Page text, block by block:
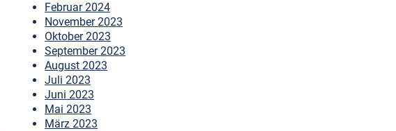
Februar 2024
November 2023
Oktober 2023
September 2023
August 2023
Juli 2023
Juni 2023
Mai 2023
März 2023